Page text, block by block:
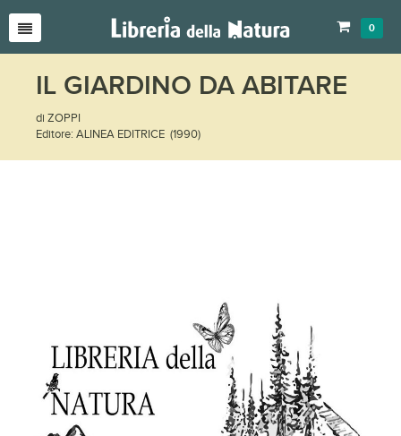
0
IL GIARDINO DA ABITARE
di ZOPPI
Editore: ALINEA EDITRICE (1990)